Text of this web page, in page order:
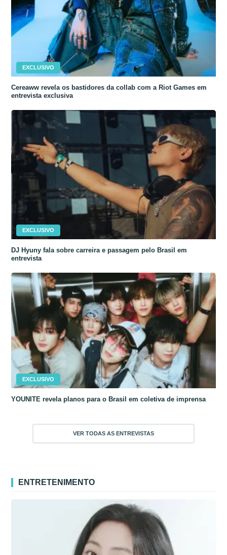
EXCLUSIVO
Cereaww revela os bastidores da collab com a Riot Games em
entrevista exclusiva
EXCLUSIVO
DJ Hyuny fala sobre carreira e passagem pelo Brasil em
entrevista
EXCLUSIVO
YOUNITE revela planos para o Brasil em coletiva de imprensa
VER TODAS AS ENTREVISTAS
ENTRETENIMENTO